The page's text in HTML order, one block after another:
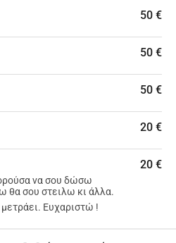
50 €
50 €
50 €
20 €
20 €
να σου δώσω
θα σου στειλω κι άλλα.
Ευχαριστώ !